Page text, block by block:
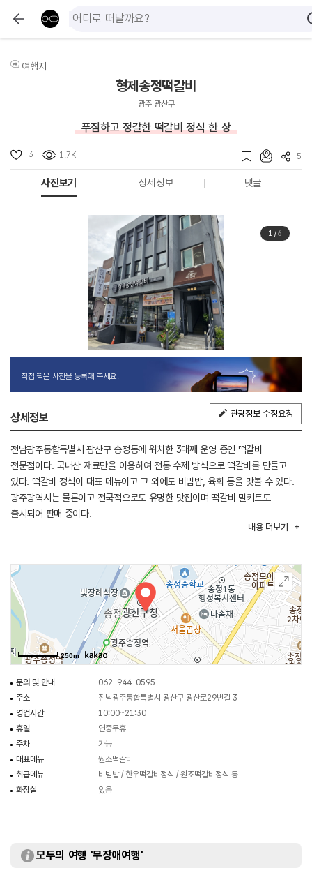
여행지
형제송정떡갈비
광주 광산구
푸짐하고 정갈한 떡갈비 정식 한 상
3 1.7K 5
사진보기 상세정보 댓글
1/6
직접 찍은 사진을 등록해 주세요.
상세정보 관광정보 수정요청
전남광주통합특별시 광산구 송정동에 위치한 3대째 운영 중인 떡갈비
전문점이다. 국내산 재료만을 이용하여 전통 수제 방식으로 떡갈비를 만들고
있다. 떡갈비 정식이 대표 메뉴이고 그 외에도 비빔밥, 육회 등을 맛볼 수 있다.
광주광역시는 물론이고 전국적으로도 유명한 맛집이며 떡갈비 밀키트도
출시되어 판매 중이다.
내용 더보기
250m
문의 및 안내
062-944-0595
주소
전남광주통합특별시 광산구 광산로29번길 3
영업시간
10:00~21:30
휴일
연중무휴
주차
가능
대표메뉴
원조떡갈비
취급메뉴
비빔밥 / 한우떡갈비정식 / 원조떡갈비정식 등
화장실
있음
모두의 여행 '무장애여행'